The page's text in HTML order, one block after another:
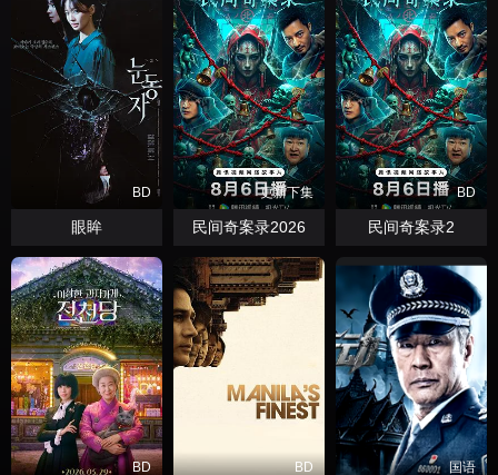
BD
眼眸
更新下集
民间奇案录2026
BD
民间奇案录2
BD BD 国语